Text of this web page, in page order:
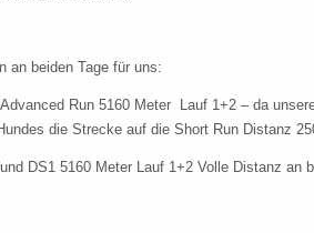
an beiden Tage für uns:
Run 5160 Meter Lauf 1+2 – da
die Strecke auf die Short Run Distanz
DS1 5160 Meter Lauf 1+2 Volle Distanz an